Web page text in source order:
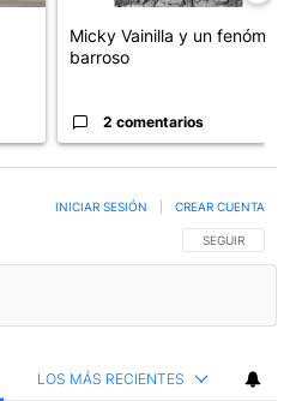
Micky Vainilla y un fenómeno
barroso
2 comentarios
SIGA ESTA
SEGUIR
INICIAR SESIÓN CREAR CUENTA
LOS MÁS RECIENTES